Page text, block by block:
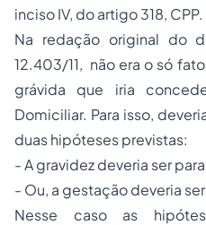
inciso IV, do artigo 318, CPP.
Na redação original do
12.403/11, não era o só
grávida que iria
Domiciliar. Para isso,
duas hipóteses previstas:
- A gravidez deveria ser
- Ou, a gestação deveria
Nesse caso as